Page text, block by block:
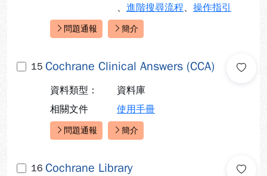
、 進階搜尋流程、 操作指引
快速連結：
問題通報 簡介
15 Cochrane Clinical Answers (CCA)
資料類型：
資料庫
相關文件
使用手冊
快速連結：
問題通報 簡介
16 Cochrane Library